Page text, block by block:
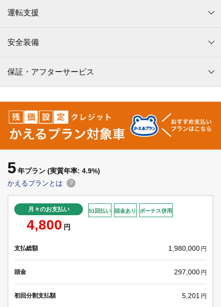
運転支援
安全装備
保証・アフターサービス
5 年プラン (実質年率: 4.9%)
かえるプランとは
?
月々のお支払い
4,800 円
51回払い 頭金あり ボーナス併用
支払総額 1,980,000 円
頭金 297,000 円
初回分割支払額 5,201 円